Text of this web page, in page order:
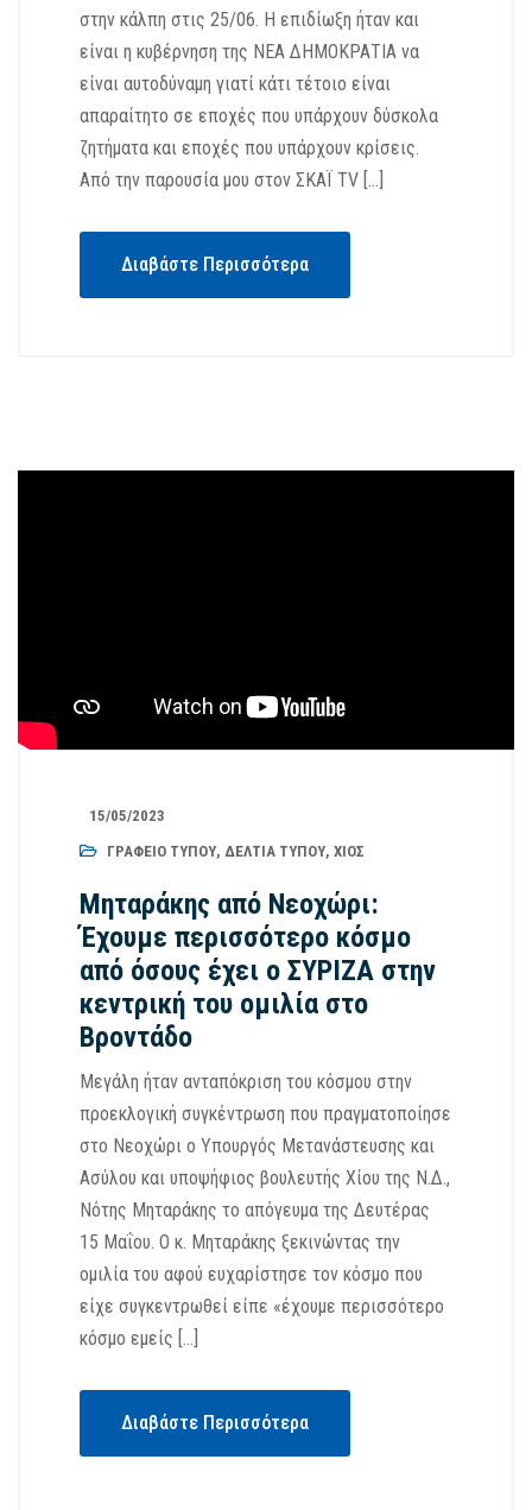
στην κάλπη στις 25/06. Η επιδίωξη ήταν και
είναι η κυβέρνηση της ΝΕΑ ΔΗΜΟΚΡΑΤΙΑ να
είναι αυτοδύναμη γιατί κάτι τέτοιο είναι
απαραίτητο σε εποχές που υπάρχουν δύσκολα
ζητήματα και εποχές που υπάρχουν κρίσεις.
Από την παρουσία μου στον ΣΚΑΪ ΤV […]
Διαβάστε Περισσότερα
15/05/2023
ΓΡΑΦΕΊΟ ΤΎΠΟΥ, ΔΕΛΤΊΑ ΤΎΠΟΥ, ΧΊΟΣ
Μηταράκης από Νεοχώρι:
Έχουμε περισσότερο κόσμο
από όσους έχει ο ΣΥΡΙΖΑ στην
κεντρική του ομιλία στο
Βροντάδο
Μεγάλη ήταν ανταπόκριση του κόσμου στην
προεκλογική συγκέντρωση που πραγματοποίησε
στο Νεοχώρι ο Υπουργός Μετανάστευσης και
Ασύλου και υποψήφιος βουλευτής Χίου της Ν.Δ.,
Νότης Μηταράκης το απόγευμα της Δευτέρας
15 Μαΐου. Ο κ. Μηταράκης ξεκινώντας την
ομιλία του αφού ευχαρίστησε τον κόσμο που
είχε συγκεντρωθεί είπε «έχουμε περισσότερο
κόσμο εμείς […]
Διαβάστε Περισσότερα